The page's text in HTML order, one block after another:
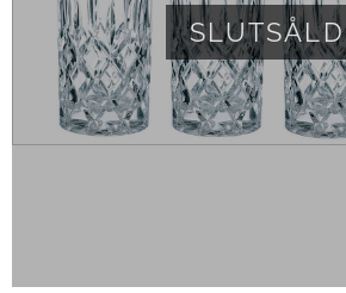
SLUTSÅLD